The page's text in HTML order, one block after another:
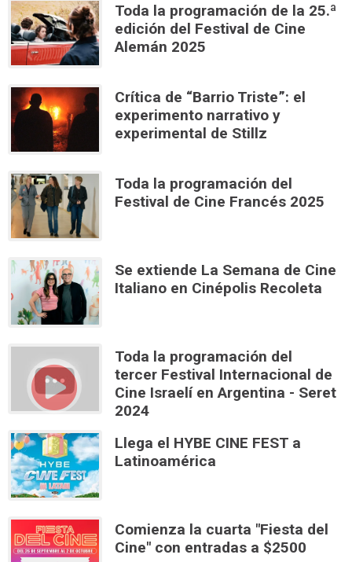
Toda la programación de la 25.ª
edición del Festival de Cine
Alemán 2025
Crítica de “Barrio Triste”: el
experimento narrativo y
experimental de Stillz
Toda la programación del
Festival de Cine Francés 2025
Se extiende La Semana de Cine
Italiano en Cinépolis Recoleta
Toda la programación del
tercer Festival Internacional de
Cine Israelí en Argentina - Seret
2024
Llega el HYBE CINE FEST a
Latinoamérica
Comienza la cuarta "Fiesta del
Cine" con entradas a $2500